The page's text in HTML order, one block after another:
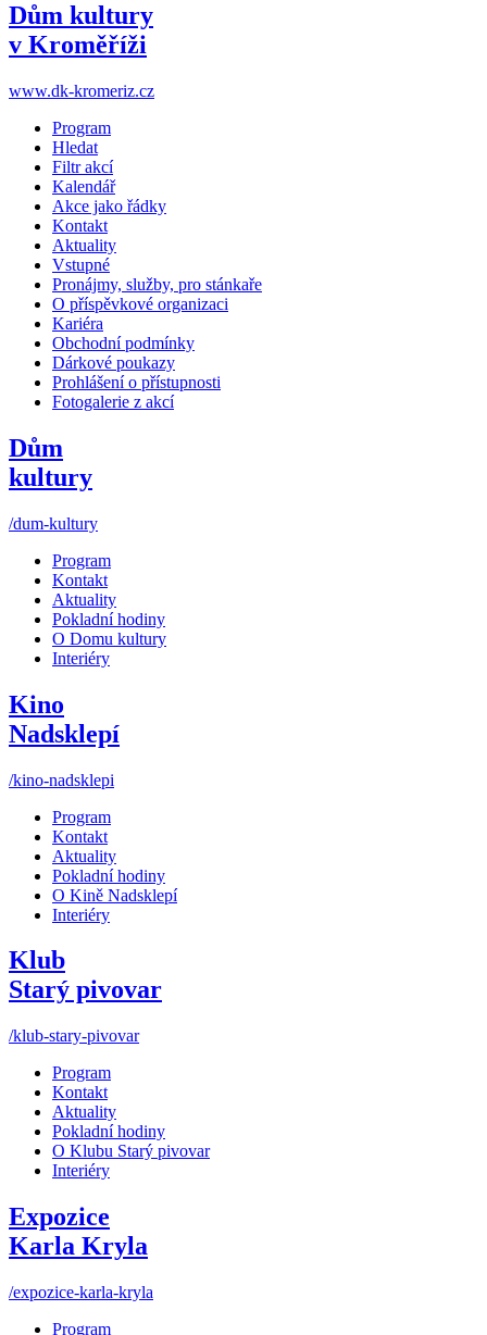
Dům kultury
v Kroměříži
www.dk-kromeriz.cz
Program
Hledat
Filtr akcí
Kalendář
Akce jako řádky
Kontakt
Aktuality
Vstupné
Pronájmy, služby, pro stánkaře
O příspěvkové organizaci
Kariéra
Obchodní podmínky
Dárkové poukazy
Prohlášení o přístupnosti
Fotogalerie z akcí
Dům
kultury
/dum-kultury
Program
Kontakt
Aktuality
Pokladní hodiny
O Domu kultury
Interiéry
Kino
Nadsklepí
/kino-nadsklepi
Program
Kontakt
Aktuality
Pokladní hodiny
O Kině Nadsklepí
Interiéry
Klub
Starý pivovar
/klub-stary-pivovar
Program
Kontakt
Aktuality
Pokladní hodiny
O Klubu Starý pivovar
Interiéry
Expozice
Karla Kryla
/expozice-karla-kryla
Program